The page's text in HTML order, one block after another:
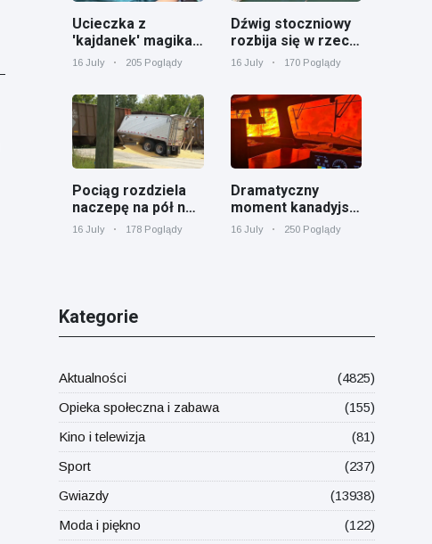
Ucieczka z
'kajdanek' magika
rozbawiła
16 July 205 Poglądy
Dźwig stoczniowy
rozbija się w rzece
Cooper koło
16 July 170 Poglądy
Pociąg rozdziela
naczepę na pół na
przejeździe
16 July 178 Poglądy
Dramatyczny
moment kanadyjski
pociąg towarowy
16 July 250 Poglądy
Kategorie
Aktualności
(4825)
Opieka społeczna i zabawa
(155)
Kino i telewizja
(81)
Sport
(237)
Gwiazdy
(13938)
Moda i piękno
(122)